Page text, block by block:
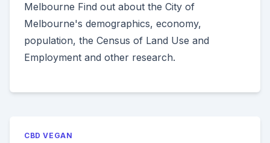
Melbourne Find out about the City of
Melbourne's demographics, economy,
population, the Census of Land Use and
Employment and other research.
CBD VEGAN